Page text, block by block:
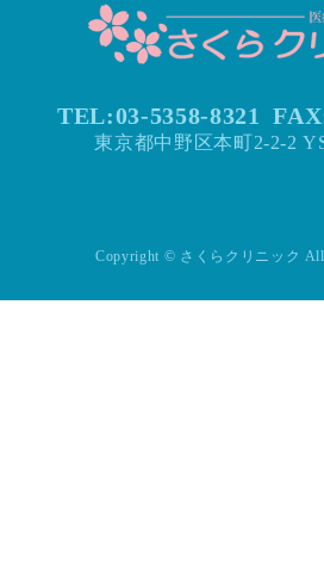
TEL:03-5358-8321
東京都中野区本町2-2-2
Copyright © さくらクリニック All